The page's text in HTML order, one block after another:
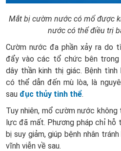
Mắt bị cườm nước có mổ được
nước có thể điều trị
Cườm nước đa phần xảy ra do
đẩy vào các tổ chức bên trong
dây thần kinh thị giác. Bệnh
có thể dẫn đến mù lòa, là
sau đục thủy tinh thể.
Tuy nhiên, mổ cườm nước
lực đã mất. Phương pháp chỉ hỗ
bị suy giảm, giúp bệnh nhân
vĩnh viễn về sau.